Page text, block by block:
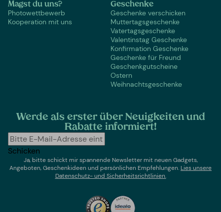
Magst du uns?
Photowettbewerb
Kooperation mit uns
Geschenke
Geschenke verschicken
Muttertagsgeschenke
Vatertagsgeschenke
Valentinstag Geschenke
Konfirmation Geschenke
Geschenke für Freund
Geschenkgutscheine
Ostern
Weihnachtsgeschenke
Werde als erster über Neuigkeiten und
Rabatte informiert!
Schicken
Ja, bitte schickt mir spannende Newsletter mit neuen Gadgets,
Angeboten, Geschenkideen und persönlichen Empfehlungen. Lies unsere
Datenschutz- und Sicherheitsrichtlinien.